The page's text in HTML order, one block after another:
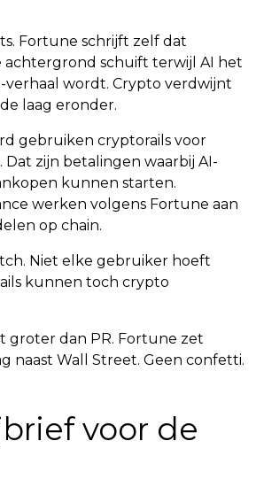
Fortune schrijft zelf dat
achtergrond schuift terwijl AI het
wordt. Crypto verdwijnt
laag eronder.
gebruiken cryptorails voor
zijn betalingen waarbij AI-
kunnen starten.
werken volgens Fortune aan
op chain.
Niet elke gebruiker hoeft
kunnen toch crypto
groter dan PR. Fortune zet
naast Wall Street. Geen confetti.
voor de